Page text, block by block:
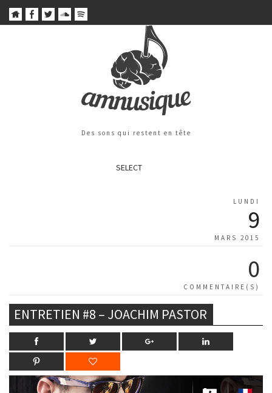
Des sons qui restent en tête
SELECT
LUNDI
9
MARS 2015
0
COMMENTAIRE(S)
ENTRETIEN #8 – JOACHIM PASTOR